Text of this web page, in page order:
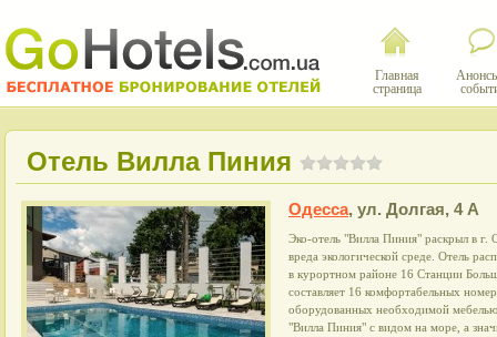
Главная
страница
Отель Вилла Пиния
Одесса, ул. Долгая, 4 А
Эко-отель "Вилла Пиния" раскрыл в г.
вреда экологической среде. Отель
в курортном районе 16 Станции
составляет 16 комфортабельных
оборудованных необходимой
"Вилла Пиния" с видом на море, а